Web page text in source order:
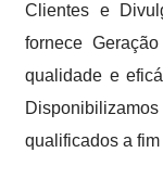
Clientes e
fornece
qualidade e
qualificados a